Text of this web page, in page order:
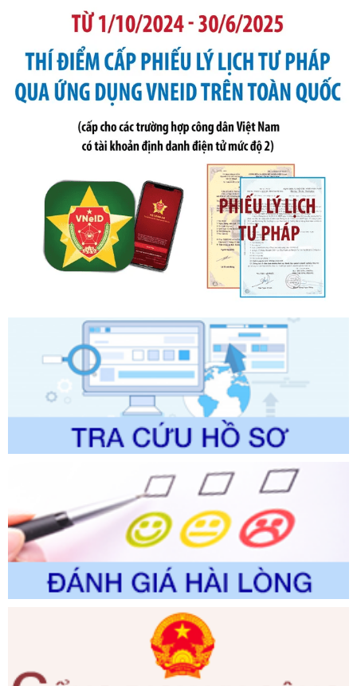
Tên: Nghị định số 291/2026/NĐ-CP của Chính phủ: Sửa
đổi, bổ sung một số điều của Nghị định số 125/2020/NĐ-СР
ngày 19 tháng 10 năm 2020 của Chính phủ quy định xử
phạt vi phạm hành chính về thuế, hóa đơn được sửa đổi, bổ
sung bởi Nghị định số 102/2021/NĐ-CP
Ngày ban hành: 20/07/2026
Số kí hiệu:
Tên: Quyết định công bố Danh mục thủ tục hành chính mới
ban hành, được sửa đổi, bổ sung, bị bãi bỏ và phê duyệt
Quy trình nội bộ, quy trình điện tử giải quyết thủ tục hành
chính trong một số lĩnh vực thuộc phạm vi chức năng quản
lý của Sở Văn hóa, Thể tha
Ngày ban hành: 01/06/2026
Số kí hiệu:2304/QĐ-UBND
Tên: Quyết định công bố Danh mục thủ tục hành chính
được sửa đổi, bổ sung và phê duyệt Quy trình nội bộ, quy
trình điện tử giải quyết thủ tục hành chính trong lĩnh vực Du
thao và Du lịch
Ngày ban hành: 01/06/2026
Số kí hiệu:2310/QĐ-UBND
Tên: Về việc công bố Danh mục thủ tục hành chính sửa
đổi, bổ sung và phê duyệt Quy trình nội bộ, quy trình điện tử
trong giải quyết thủtục hành chính lĩnh vực biến đổi khí hậu
thuộc phạm vi giải quyết của Sở Nông nghiệp và Môi
2300/QĐ-UBND
Tên: V/v công bố danh mục thủ tục hành chính được sửa
đổi, bổ sung và phê duyệt quy trình nội bộ, quy trình điện tử
giải quyết thủ tục hành chính trong lĩnh vực Luật sư thuộc
phạm vi chức năng quản lý của Sở Tư pháp
Ngày ban hành: 01/06/2026
Số kí hiệu:351/2025/NĐ-CP
Tên: Nghị định số 351/2025/NĐ-CP của Chính phủ: Quy
định chuẩn nghèo đa chiều quốc gia giai đoạn 2026 - 2030
Ngày ban hành: 29/12/2026
Số kí hiệu:
3014/QĐ-UBND